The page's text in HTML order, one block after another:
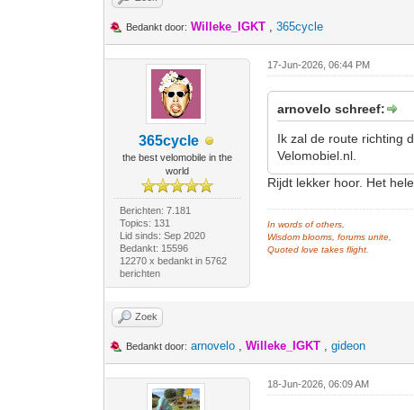
Bedankt door: Willeke_IGKT ,365cycle
365cycle
the best velomobile in the
world
Berichten: 7.181
Topics: 131
Lid sinds: Sep 2020
Bedankt: 15596
12270 x bedankt in 5762
berichten
17-Jun-2026, 06:44 PM
arnovelo schreef:
Ik zal de route richting
Velomobiel.nl.
Rijdt lekker hoor. Het
In words of others,
Wisdom blooms, forums unite,
Quoted love takes flight.
Zoek
Bedankt door: arnovelo ,Willeke_IGKT ,gideon
18-Jun-2026, 06:09 AM